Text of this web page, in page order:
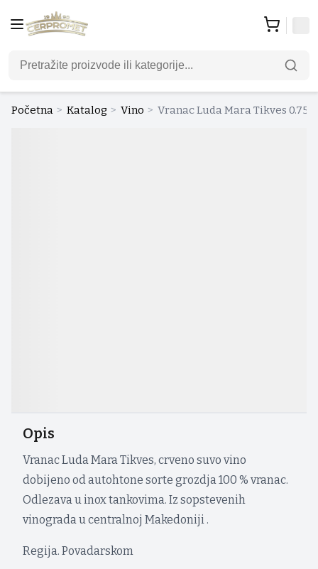
Početna > Katalog > Vino > Vranac Luda Mara Tikves 0.75 l
Opis
Vranac Luda Mara Tikves, crveno suvo vino
dobijeno od autohtone sorte grozdja 100 % vranac.
Odlezava u inox tankovima. Iz sopstevenih
vinograda u centralnoj Makedoniji .
Regija. Povadarskom